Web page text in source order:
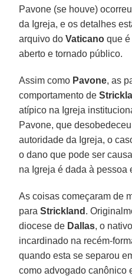
Pavone (se houve)
da Igreja, e os detalhes
arquivo doVaticano que
aberto e tornado público.
Assim como Pavone, as
comportamento de
atípico na Igreja
Pavone, que
autoridade da Igreja, o
o dano que pode ser
na Igreja é dada à pessoa
As coisas começaram de
paraStrickland .
diocese de Dallas, o
incardinado na recém-
quando esta se separou
como advogado canônico